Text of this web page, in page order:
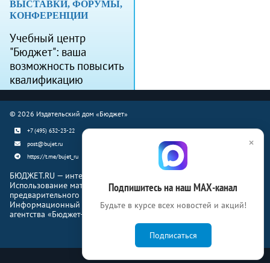
ВЫСТАВКИ, ФОРУМЫ,
КОНФЕРЕНЦИИ
Учебный центр
"Бюджет": ваша
возможность повысить
квалификацию
© 2026 Издательский дом «Бюджет»
+7 (495) 632-23-22
post@bujet.ru
https://t.me/bujet_ru
БЮДЖЕТ.RU — интернет-издание о финансовой жизни страны.
Использование материалов Бюджет.ru разрешено только с
предварительного письменного согласия правообладателей.
Информационный продукт «Журнал Бюджет» информационного
агентства «Бюджет-Медиа»
×
Подпишитесь на наш МАХ-канал
Будьте в курсе всех новостей и акций!
Подписаться